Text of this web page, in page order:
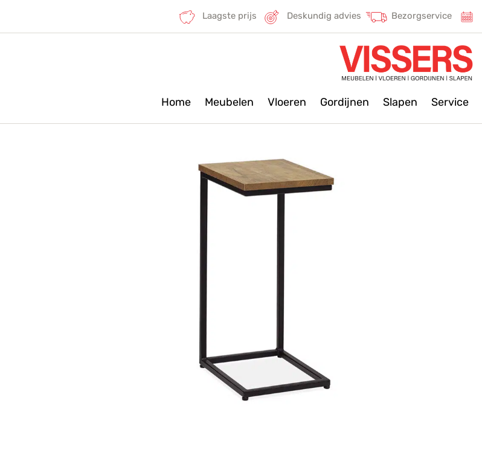
Laagste prijs Deskundig advies Bezorgservice
Home Meubelen Vloeren Gordijnen Slapen Service